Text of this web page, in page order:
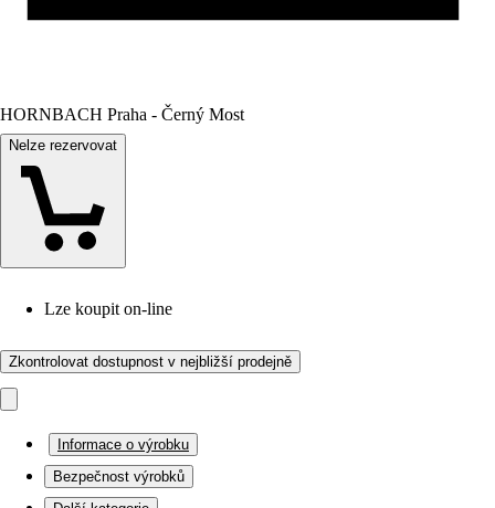
HORNBACH Praha - Černý Most
Nelze rezervovat
Lze koupit on-line
Zkontrolovat dostupnost v nejbližší prodejně
Informace o výrobku
Bezpečnost výrobků